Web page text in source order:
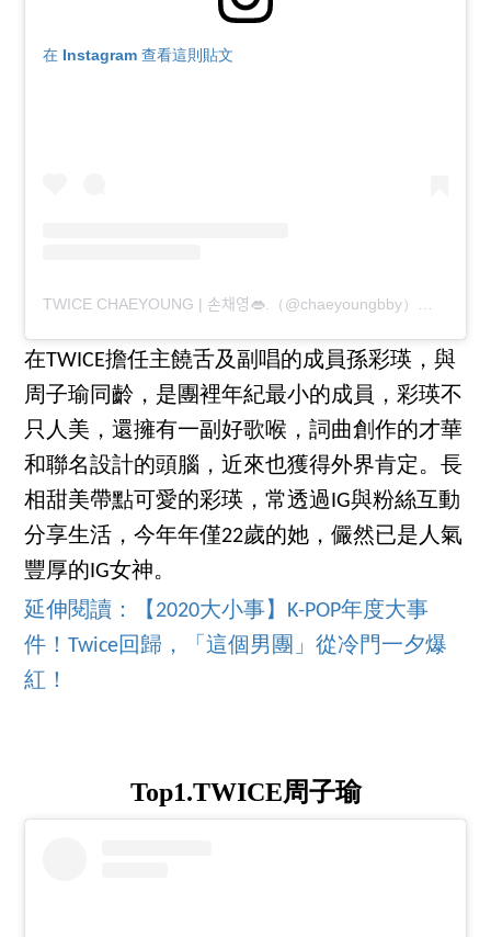
在 Instagram 查看這則貼文
在TWICE擔任主饒舌及副唱的成員孫彩瑛，與
周子瑜同齡，是團裡年紀最小的成員，彩瑛不
只人美，還擁有一副好歌喉，詞曲創作的才華
和聯名設計的頭腦，近來也獲得外界肯定。長
相甜美帶點可愛的彩瑛，常透過IG與粉絲互動
分享生活，今年年僅22歲的她，儼然已是人氣
豐厚的IG女神。
延伸閱讀：【2020大小事】K-POP年度大事
件！Twice回歸，「這個男團」從冷門一夕爆
紅！
Top1.TWICE周子瑜